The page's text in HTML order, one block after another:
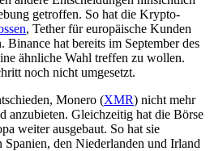
getroffen. So hat die Krypto-
, Tether für europäische Kunden
Binance hat bereits im September des
ähnliche Wahl treffen zu wollen.
noch nicht umgesetzt.
Monero (XMR) nicht mehr
anzubieten. Gleichzeitig hat die Börse
weiter ausgebaut. So hat sie
den Niederlanden und Irland